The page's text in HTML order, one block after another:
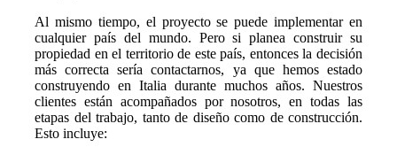
Al mismo tiempo, el proyecto se puede implementar en
cualquier país del mundo. Pero si planea construir su
propiedad en el territorio de este país, entonces la decisión
más correcta sería contactarnos, ya que hemos estado
construyendo en Italia durante muchos años. Nuestros
clientes están acompañados por nosotros, en todas las
etapas del trabajo, tanto de diseño como de construcción.
Esto incluye: